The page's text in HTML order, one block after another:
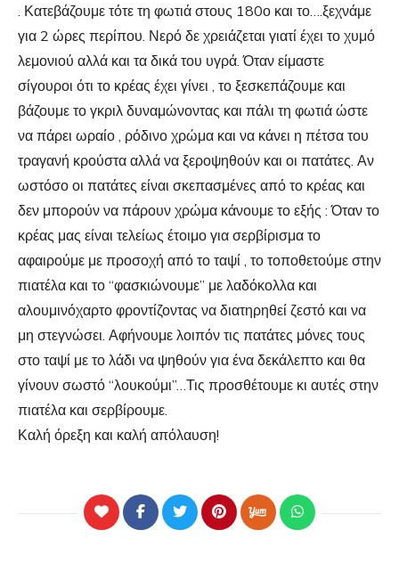
. Κατεβάζουμε τότε τη φωτιά στους 180ο και το….ξεχνάμε
για 2 ώρες περίπου. Νερό δε χρειάζεται γιατί έχει το χυμό
λεμονιού αλλά και τα δικά του υγρά. Όταν είμαστε
σίγουροι ότι το κρέας έχει γίνει , το ξεσκεπάζουμε και
βάζουμε το γκριλ δυναμώνοντας και πάλι τη φωτιά ώστε
να πάρει ωραίο , ρόδινο χρώμα και να κάνει η πέτσα του
τραγανή κρούστα αλλά να ξεροψηθούν και οι πατάτες. Αν
ωστόσο οι πατάτες είναι σκεπασμένες από το κρέας και
δεν μπορούν να πάρουν χρώμα κάνουμε το εξής : Όταν το
κρέας μας είναι τελείως έτοιμο για σερβίρισμα το
αφαιρούμε με προσοχή από το ταψί , το τοποθετούμε στην
πιατέλα και το “φασκιώνουμε” με λαδόκολλα και
αλουμινόχαρτο φροντίζοντας να διατηρηθεί ζεστό και να
μη στεγνώσει. Αφήνουμε λοιπόν τις πατάτες μόνες τους
στο ταψί με το λάδι να ψηθούν για ένα δεκάλεπτο και θα
γίνουν σωστό “λουκούμι”…Τις προσθέτουμε κι αυτές στην
πιατέλα και σερβίρουμε.
Καλή όρεξη και καλή απόλαυση!